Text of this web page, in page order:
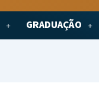
GRADUAÇÃO